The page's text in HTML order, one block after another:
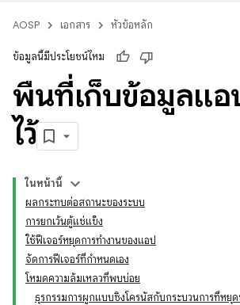
AOSP เอกสาร หัวข้อหลัก
ข้อมูลนี้มีประโยชน์ไหม
พื้นที่เก็บข้อมูลแ
ไว้
ในหน้านี้
ผลกระทบต่อสถานะของระบบ
การยกเว้นตู้แช่แข็ง
ใช้ฟีเจอร์หยุดการทำงานของแอป
จัดการฟีเจอร์ที่กำหนดเอง
โหมดความล้มเหลวที่พบบ่อย
ธุรกรรมการผูกแบบซิงโครนัสกับกระบวนการที่หยุด